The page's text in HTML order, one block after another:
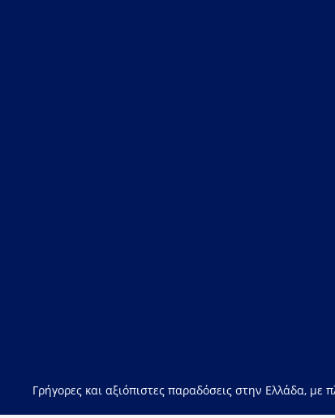
Γρήγορες και αξιόπιστες παραδόσεις στην Ελλάδα, με